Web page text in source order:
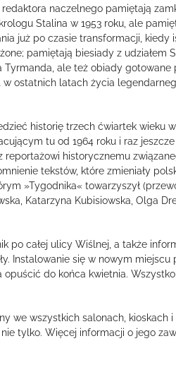
naczelnego pamiętają
Stalina w 1953 roku, ale
już po czasie transformacji, kiedy
pamiętają biesiady z udziałem
Tyrmanda, ale też obiady gotowane
ostatnich latach życia
historię trzech ćwiartek wieku
tu od 1964 roku i raz
historycznemu
tekstów, które zmieniały
»Tygodnika« towarzyszył
Katarzyna Kubisiowska, Olga
po całej ulicy Wiślnej, a także
Instalowanie się w nowym
do końca kwietnia. Wszystko
we wszystkich salonach, kioskach
tylko. Więcej informacji o jego